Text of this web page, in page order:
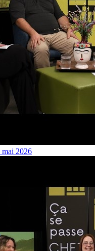
mai 2026